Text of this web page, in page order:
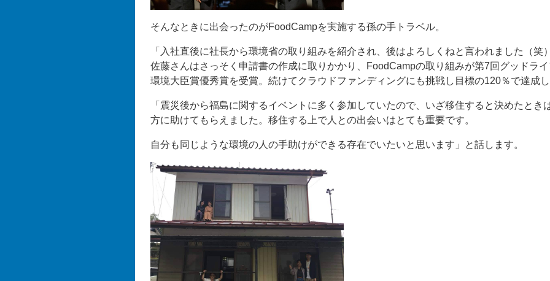
そんなときに出会ったのがFoodCampを実施する孫の手トラベル。
「入社直後に社長から環境省の取り組みを紹介され、後はよろしくねと言われました（笑）
佐藤さんはさっそく申請書の作成に取りかかり、FoodCampの取り組みが第7回グッドラ
環境大臣賞優秀賞を受賞。続けてクラウドファンディングにも挑戦し目標の120％で達成し
「震災後から福島に関するイベントに多く参加していたので、いざ移住すると決めたとき
方に助けてもらえました。移住する上で人との出会いはとても重要です。
自分も同じような環境の人の手助けができる存在でいたいと思います」と話します。